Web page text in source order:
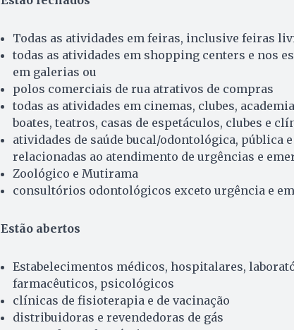
Todas as atividades em feiras, inclusive feiras
todas as atividades em shopping centers e nos
em galerias ou
polos comerciais de rua atrativos de compras
todas as atividades em cinemas, clubes,
boates, teatros, casas de espetáculos, clubes e
atividades de saúde bucal/odontológica, pública
relacionadas ao atendimento de urgências e
Zoológico e Mutirama
consultórios odontológicos exceto urgência e
Estão abertos
Estabelecimentos médicos, hospitalares,
farmacêuticos, psicológicos
clínicas de fisioterapia e de vacinação
distribuidoras e revendedoras de gás